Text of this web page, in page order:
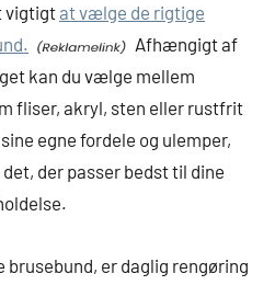
vigtigtat vælge de rigtige
Afhængigt af
kan du vælge mellem
fliser, akryl, sten eller rustfrit
egne fordele og ulemper,
der passer bedst til dine
brusebund, er daglig rengøring